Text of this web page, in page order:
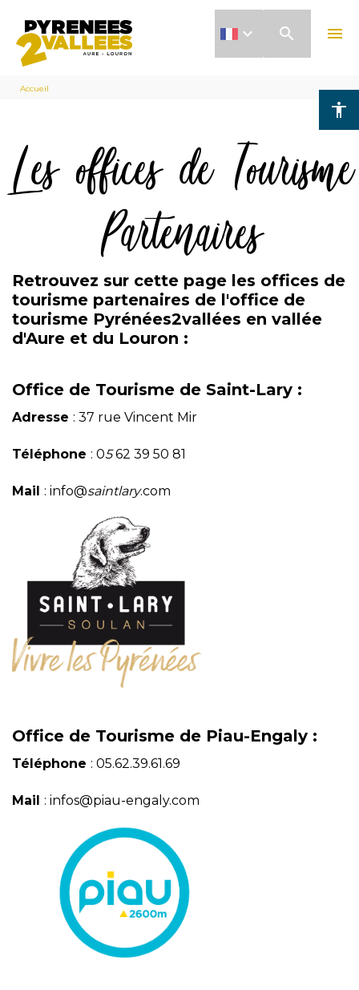
contenu
principal
accessibility
search menu
Fil
Accueil
Les offices de Tourisme
Partenaires
Retrouvez sur cette page les offices de
tourisme partenaires de l'office de
tourisme Pyrénées2vallées en vallée
d'Aure et du Louron :
Office de Tourisme de Saint-Lary :
Adresse : 37 rue Vincent Mir
Téléphone : 0562 39 50 81
Mail : info@saintlary.com
Office de Tourisme de Piau-Engaly :
Téléphone : 05.62.39.61.69
Mail : infos@piau-engaly.com